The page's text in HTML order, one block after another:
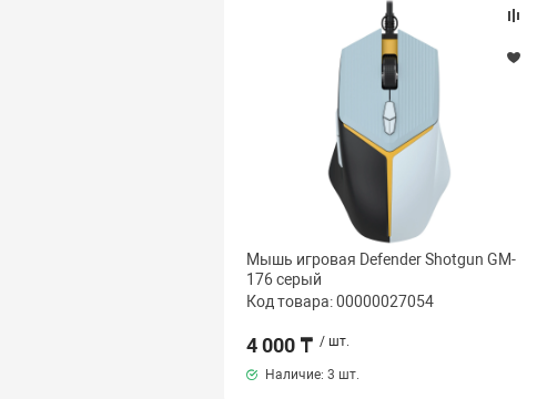
Мышь игровая Defender Shotgun GM-
176 серый
Код товара: 00000027054
4 000 ₸ / шт.
Наличие: 3 шт.